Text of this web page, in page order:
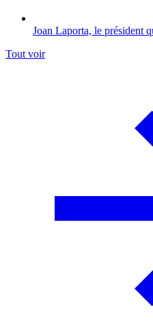
Joan Laporta, le président
Tout voir